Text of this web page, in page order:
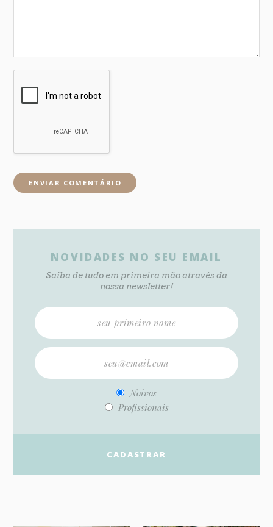
NOVIDADES NO SEU EMAIL
Saiba de tudo em primeira mão através da
nossa newsletter!
Noivos
Profissionais